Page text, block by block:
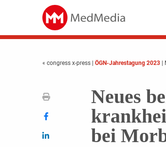
« congress x-press ÖGN-Jahrestagung 2023
Neues
bei